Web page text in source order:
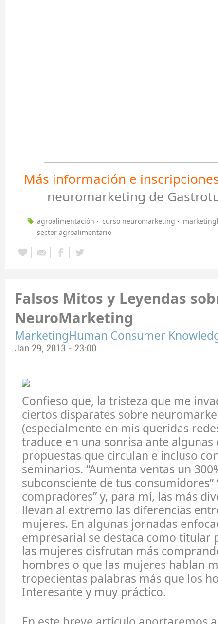
Más información e
neuromarketing de
agroalimentación curso neuromarketing
sector agroalimentario
Falsos Mitos y Leyendas
NeuroMarketing
MarketingHuman Consumer
Jan 29, 2013 - 23:00
Confieso que, la tristeza que me
ciertos disparates sobre
(especialmente en mis queridas
traduce en una sonrisa ante algunas
propuestas que circulan e incluso
seminarios. “Aumenta ventas un
subconsciente de tus consumidores”
compradores” y, para mí, las más
llevan al extremo las diferencias
mujeres. En algunas jornadas
empresarial se destaca como titular
las mujeres disfrutan más
hombres o que las mujeres hablan
tropecientas palabras más que los
Interesante y muy práctico.